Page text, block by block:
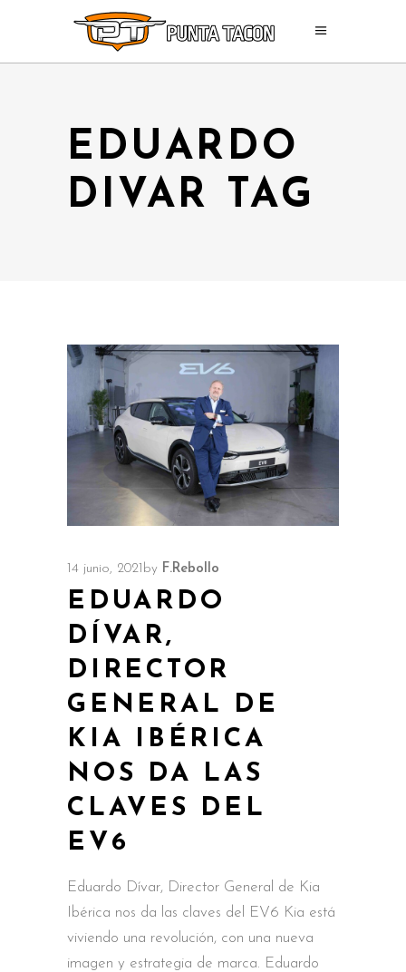
EDUARDO
DIVAR TAG
14 junio, 2021 by F.Rebollo
EDUARDO
DÍVAR,
DIRECTOR
GENERAL DE
KIA IBÉRICA
NOS DA LAS
CLAVES DEL
EV6
Eduardo Dívar, Director General de Kia
Ibérica nos da las claves del EV6 Kia está
viviendo una revolución, con una nueva
imagen y estrategia de marca. Eduardo